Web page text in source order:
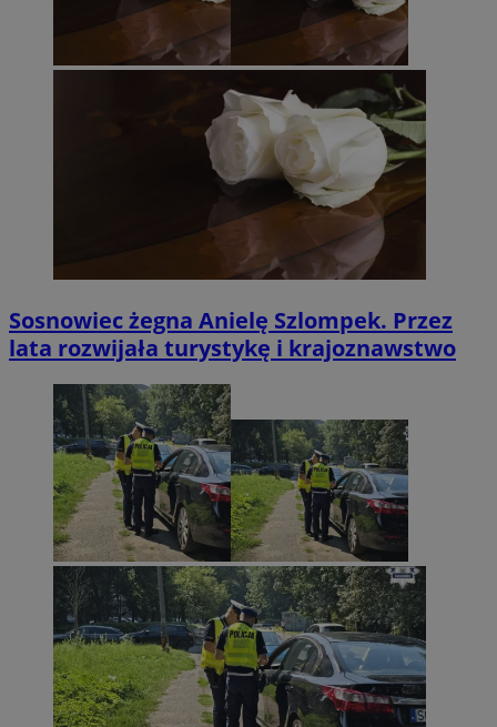
Sosnowiec żegna Anielę Szlompek. Przez
lata rozwijała turystykę i krajoznawstwo